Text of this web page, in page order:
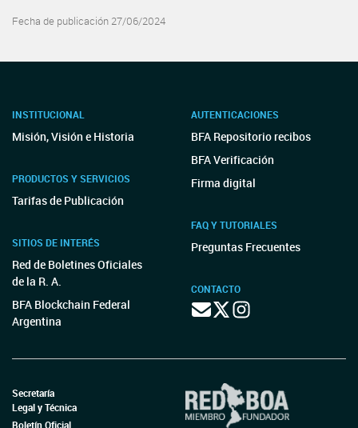
Fecha de publicación 27/06/2024
INSTITUCIONAL
Misión, Visión e Historia
PRODUCTOS Y SERVICIOS
Tarifas de Publicación
SITIOS DE INTERÉS
Red de Boletines Oficiales
de la R. A.
BFA Blockchain Federal
Argentina
AUTENTICACIONES
BFA Repositorio recibos
BFA Verificación
Firma digital
FAQ Y TUTORIALES
Preguntas Frecuentes
CONTACTO
Secretaría
Legal y Técnica
Boletín Oficial